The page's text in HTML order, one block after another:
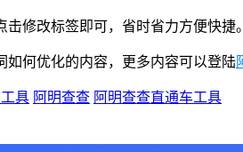
修改标签即可，省时省力方便快捷。
如何优化的内容，更多内容可以登陆
具 阿明查查 阿明查查直通车工具